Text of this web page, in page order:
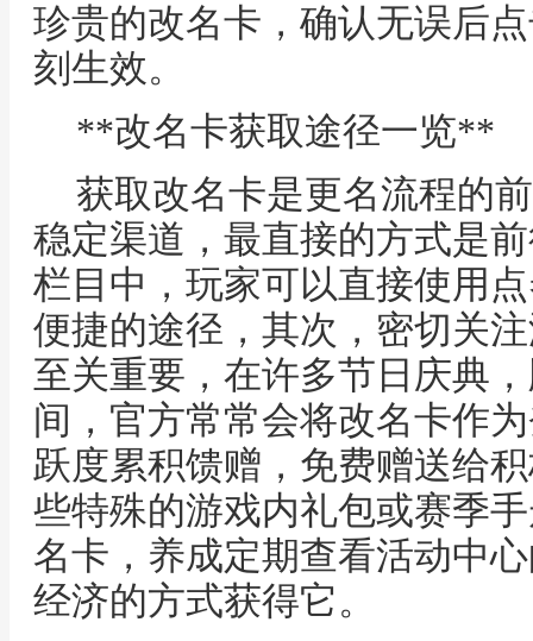
珍贵的改名卡，确认无误后
刻生效。
**改名卡获取途径一览**
获取改名卡是更名流程的
稳定渠道，最直接的方式是
栏目中，玩家可以直接使用
便捷的途径，其次，密切关
至关重要，在许多节日庆典
间，官方常常会将改名卡作
跃度累积馈赠，免费赠送给
些特殊的游戏内礼包或赛季
名卡，养成定期查看活动中
经济的方式获得它。